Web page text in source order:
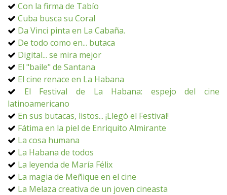
Con la firma de Tabío
Cuba busca su Coral
Da Vinci pinta en La Cabaña.
De todo como en... butaca
Digital... se mira mejor
El "baile" de Santana
El cine renace en La Habana
El Festival de La Habana: espejo del cine
latinoamericano
En sus butacas, listos... ¡Llegó el Festival!
Fátima en la piel de Enriquito Almirante
La cosa humana
La Habana de todos
La leyenda de María Félix
La magia de Meñique en el cine
La Melaza creativa de un joven cineasta